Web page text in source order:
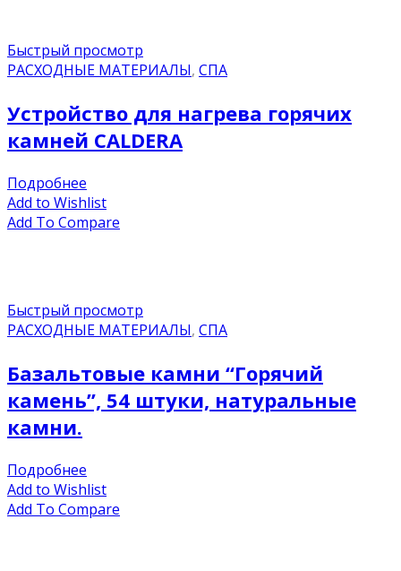
Быстрый просмотр
РАСХОДНЫЕ МАТЕРИАЛЫ, СПА
Устройство для нагрева горячих
камней CALDERA
Подробнее
Add to Wishlist
Add To Compare
Быстрый просмотр
РАСХОДНЫЕ МАТЕРИАЛЫ, СПА
Базальтовые камни “Горячий
камень”, 54 штуки, натуральные
камни.
Подробнее
Add to Wishlist
Add To Compare